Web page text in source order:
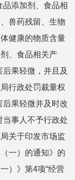
品添加剂、食品相
兽药残留、生物
健康的物质含量
、食品相关产
果轻微，并且及
行政处罚裁量权
后果轻微并及时改
当事人不予行政处
关于印发市场监
一）的通知》的
）》第4项“经营